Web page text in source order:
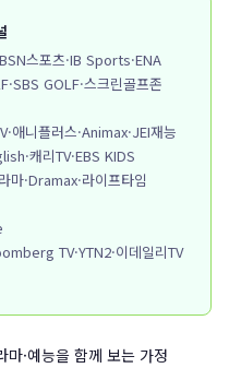
스포츠·IB Sports·ENA
GOLF·스크린골프존
애니플러스·Animax·JEI재능
캐리TV·EBS KIDS
마·Dramax·라이프타임
TV·YTN2·이데일리TV
마·예능을 함께 보는 가정